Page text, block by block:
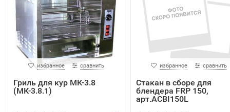
избранное сравнить
Гриль для кур МК-3.8
(МК-3.8.1)
избранное сравнить
Стакан в сборе для
блендера FRP 150,
арт.ACBI150L